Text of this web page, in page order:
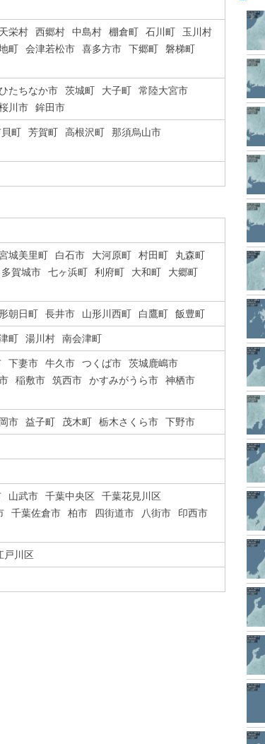
天栄村 西郷村 中島村 棚倉町 石川町
玉川村
町 会津若松市 喜多方市 下郷町
磐梯町
たちなか市 茨城町 大子町
常陸大宮市
川市 鉾田市
町 芳賀町 高根沢町
那須烏山市
城美里町 白石市 大河原町 村田町
丸森町
多賀城市 七ヶ浜町 利府町 大和町
大郷町
朝日町 長井市 山形川西町 白鷹町 飯豊町
町 湯川村 南会津町
下妻市 牛久市 つくば市
茨城鹿嶋市
稲敷市 筑西市 かすみがうら市
神栖市
市 益子町 茂木町 栃木さくら市 下野市
山武市 千葉中央区
千葉花見川区
千葉佐倉市 柏市 四街道市 八街市
印西市
戸川区